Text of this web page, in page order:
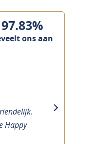
97.83%
ons aan
Happy
next